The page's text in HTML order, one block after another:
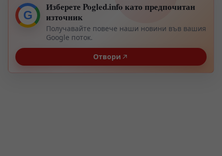
G
Изберете Pogled.info като предпочитан
източник
Получавайте повече наши новини във вашия
Google поток.
Отвори